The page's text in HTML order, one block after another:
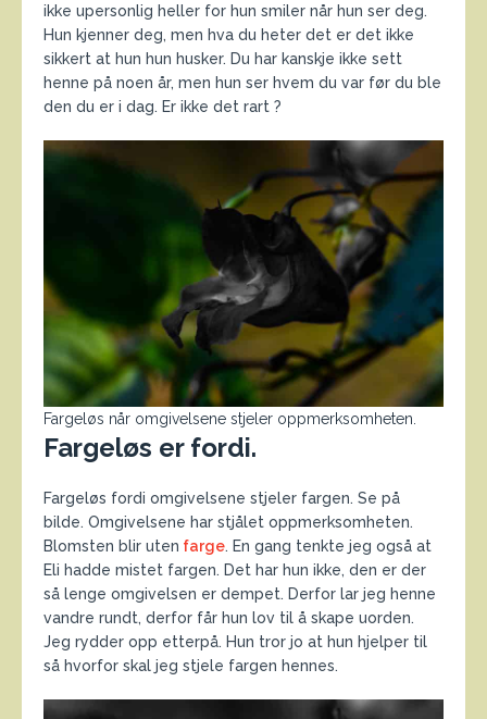
ikke upersonlig heller for hun smiler når hun ser deg.
Hun kjenner deg, men hva du heter det er det ikke
sikkert at hun hun husker. Du har kanskje ikke sett
henne på noen år, men hun ser hvem du var før du ble
den du er i dag. Er ikke det rart ?
Fargeløs når omgivelsene stjeler oppmerksomheten.
Fargeløs er fordi.
Fargeløs fordi omgivelsene stjeler fargen. Se på
bilde. Omgivelsene har stjålet oppmerksomheten.
Blomsten blir uten farge. En gang tenkte jeg også at
Eli hadde mistet fargen. Det har hun ikke, den er der
så lenge omgivelsen er dempet. Derfor lar jeg henne
vandre rundt, derfor får hun lov til å skape uorden.
Jeg rydder opp etterpå. Hun tror jo at hun hjelper til
så hvorfor skal jeg stjele fargen hennes.